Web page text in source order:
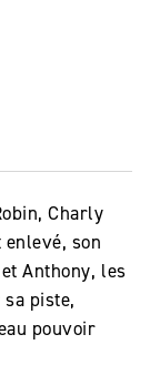
Charly
son
Anthony, les
piste,
pouvoir